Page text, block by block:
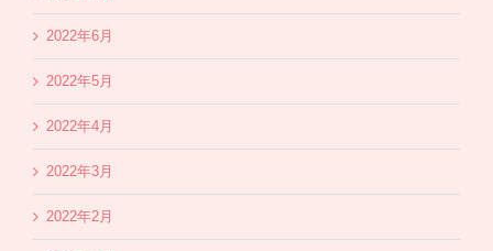
2022年6月
2022年5月
2022年4月
2022年3月
2022年2月